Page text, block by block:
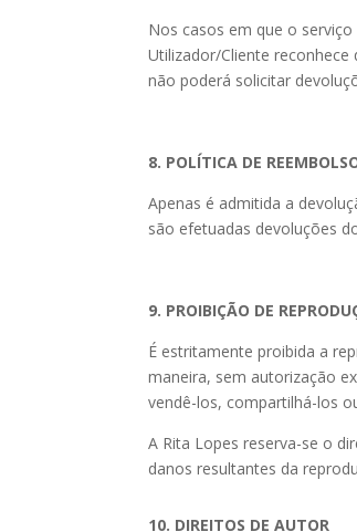
Nos casos em que o
Utilizador/Cliente
não poderá solicitar
8. POLÍTICA DE
Apenas é admitida a
são efetuadas devoluções
9. PROIBIÇÃO DE
É estritamente proibida a
maneira, sem autorização
vendê-los, compartilhá-los
A Rita Lopes reserva-se o
danos resultantes da
10. DIREITOS DE AUTOR